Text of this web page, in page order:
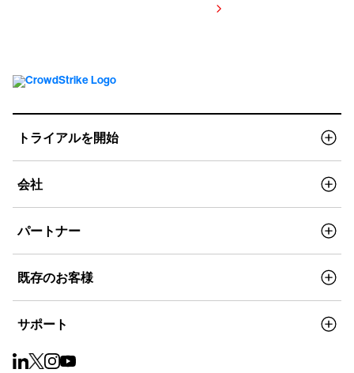
トライアルを開始
会社
パートナー
既存のお客様
サポート